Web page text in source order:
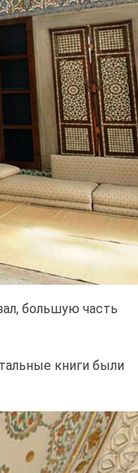
большую часть
книги были